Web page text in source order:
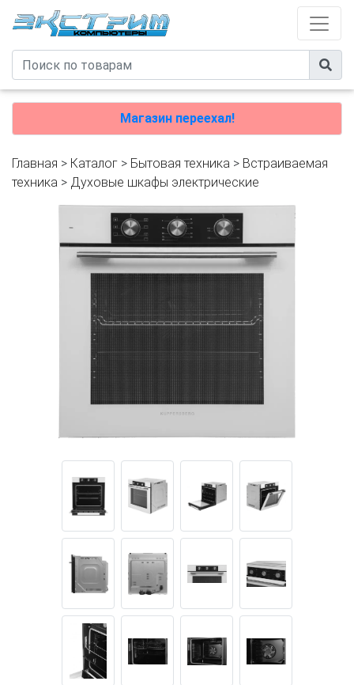
Магазин переехал!
Главная > Каталог > Бытовая техника > Встраиваемая
техника > Духовые шкафы электрические